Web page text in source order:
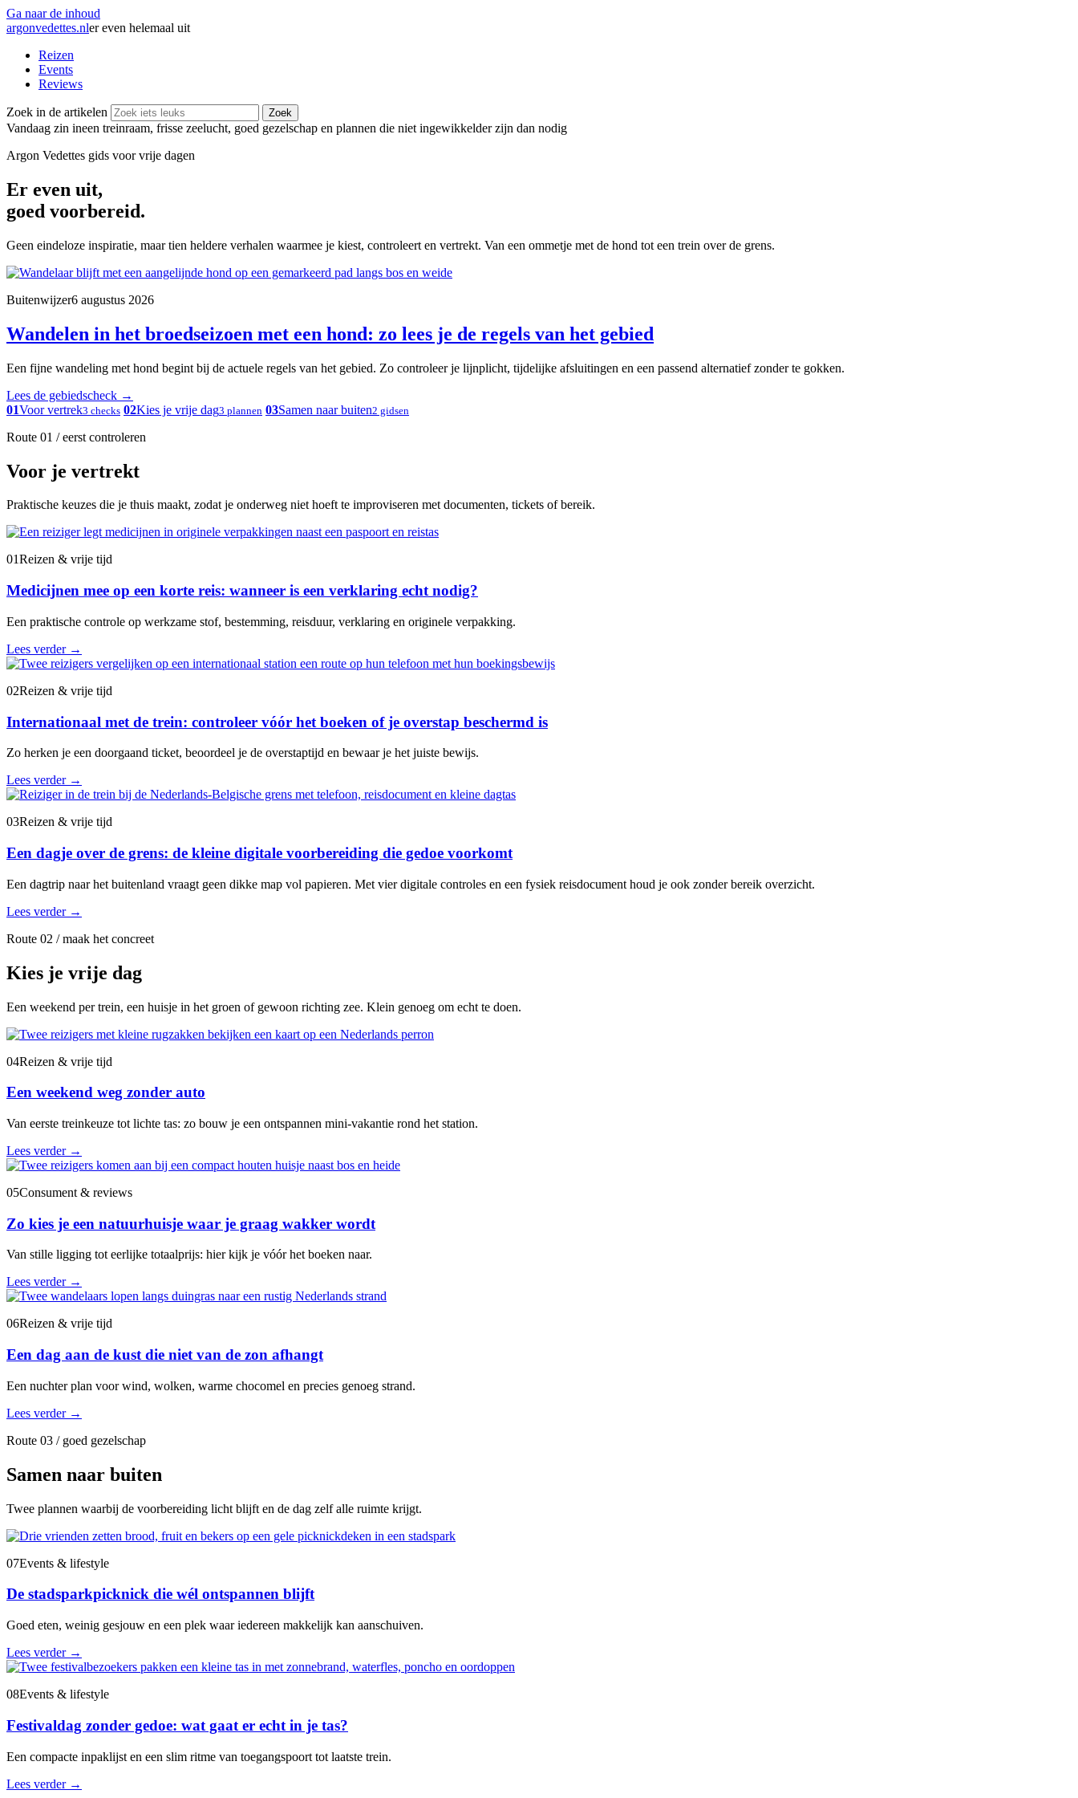
Ga naar de inhoud
argonvedettes.nler even helemaal uit
Reizen
Events
Reviews
Zoek in de artikelen Zoek
Vandaag zin ineen treinraam, frisse zeelucht, goed gezelschap en plannen die niet ingewikkelder zijn dan nodig
Argon Vedettes gids voor vrije dagen
Er even uit,
goed voorbereid.
Geen eindeloze inspiratie, maar tien heldere verhalen waarmee je kiest, controleert en vertrekt. Van een ommetje met de hond tot een trein over de grens.
Buitenwijzer6 augustus 2026
Wandelen in het broedseizoen met een hond: zo lees je de regels van het gebied
Een fijne wandeling met hond begint bij de actuele regels van het gebied. Zo controleer je lijnplicht, tijdelijke afsluitingen en een passend alternatief zonder te gokken.
Lees de gebiedscheck →
01Voor vertrek3 checks 02Kies je vrije dag3 plannen 03Samen naar buiten2 gidsen
Route 01 / eerst controleren
Voor je vertrekt
Praktische keuzes die je thuis maakt, zodat je onderweg niet hoeft te improviseren met documenten, tickets of bereik.
01Reizen & vrije tijd
Medicijnen mee op een korte reis: wanneer is een verklaring echt nodig?
Een praktische controle op werkzame stof, bestemming, reisduur, verklaring en originele verpakking.
Lees verder →
02Reizen & vrije tijd
Internationaal met de trein: controleer vóór het boeken of je overstap beschermd is
Zo herken je een doorgaand ticket, beoordeel je de overstaptijd en bewaar je het juiste bewijs.
Lees verder →
03Reizen & vrije tijd
Een dagje over de grens: de kleine digitale voorbereiding die gedoe voorkomt
Een dagtrip naar het buitenland vraagt geen dikke map vol papieren. Met vier digitale controles en een fysiek reisdocument houd je ook zonder bereik overzicht.
Lees verder →
Route 02 / maak het concreet
Kies je vrije dag
Een weekend per trein, een huisje in het groen of gewoon richting zee. Klein genoeg om echt te doen.
04Reizen & vrije tijd
Een weekend weg zonder auto
Van eerste treinkeuze tot lichte tas: zo bouw je een ontspannen mini-vakantie rond het station.
Lees verder →
05Consument & reviews
Zo kies je een natuurhuisje waar je graag wakker wordt
Van stille ligging tot eerlijke totaalprijs: hier kijk je vóór het boeken naar.
Lees verder →
06Reizen & vrije tijd
Een dag aan de kust die niet van de zon afhangt
Een nuchter plan voor wind, wolken, warme chocomel en precies genoeg strand.
Lees verder →
Route 03 / goed gezelschap
Samen naar buiten
Twee plannen waarbij de voorbereiding licht blijft en de dag zelf alle ruimte krijgt.
07Events & lifestyle
De stadsparkpicknick die wél ontspannen blijft
Goed eten, weinig gesjouw en een plek waar iedereen makkelijk kan aanschuiven.
Lees verder →
08Events & lifestyle
Festivaldag zonder gedoe: wat gaat er echt in je tas?
Een compacte inpaklijst en een slim ritme van toegangspoort tot laatste trein.
Lees verder →